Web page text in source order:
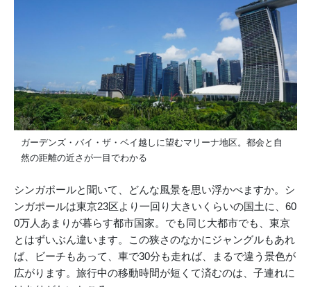
ガーデンズ・バイ・ザ・ベイ越しに望むマリーナ地区。都会と自
然の距離の近さが一目でわかる
シンガポールと聞いて、どんな風景を思い浮かべますか。シ
ンガポールは東京23区より一回り大きいくらいの国土に、60
0万人あまりが暮らす都市国家。でも同じ大都市でも、東京
とはずいぶん違います。この狭さのなかにジャングルもあれ
ば、ビーチもあって、車で30分も走れば、まるで違う景色が
広がります。旅行中の移動時間が短くて済むのは、子連れに